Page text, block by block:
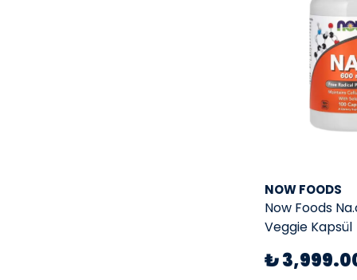
NOW FOODS
Now Foods
Veggie Kapsül
₺